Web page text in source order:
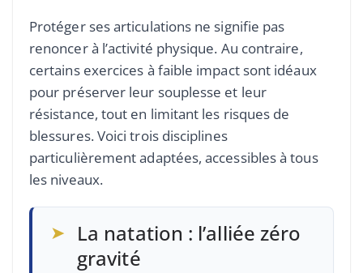
Protéger ses articulations ne signifie pas
renoncer à l’activité physique. Au contraire,
certains exercices à faible impact sont idéaux
pour préserver leur souplesse et leur
résistance, tout en limitant les risques de
blessures. Voici trois disciplines
particulièrement adaptées, accessibles à tous
les niveaux.
➤ La natation : l’alliée zéro
gravité